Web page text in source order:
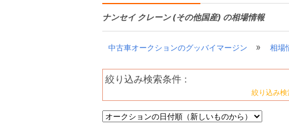
ナンセイ クレーン (その他国産) の相場情報
中古車オークションのグッバイマージン » 相場
絞り込み検索条件 :
絞り込み